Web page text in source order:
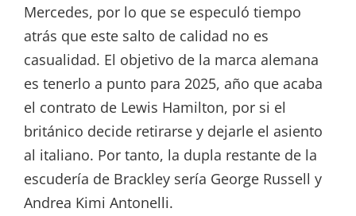
Mercedes, por lo que se especuló tiempo
atrás que este salto de calidad no es
casualidad. El objetivo de la marca alemana
es tenerlo a punto para 2025, año que acaba
el contrato de Lewis Hamilton, por si el
británico decide retirarse y dejarle el asiento
al italiano. Por tanto, la dupla restante de la
escudería de Brackley sería George Russell y
Andrea Kimi Antonelli.